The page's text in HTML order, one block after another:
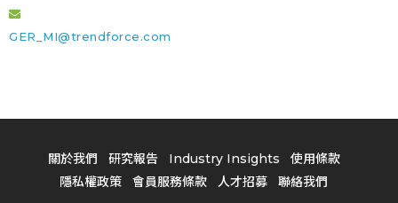
GER_MI@trendforce.com
關於我們 研究報告 Industry Insights
使用條款
隱私權政策
會員服務條款 人才招募 聯絡我們